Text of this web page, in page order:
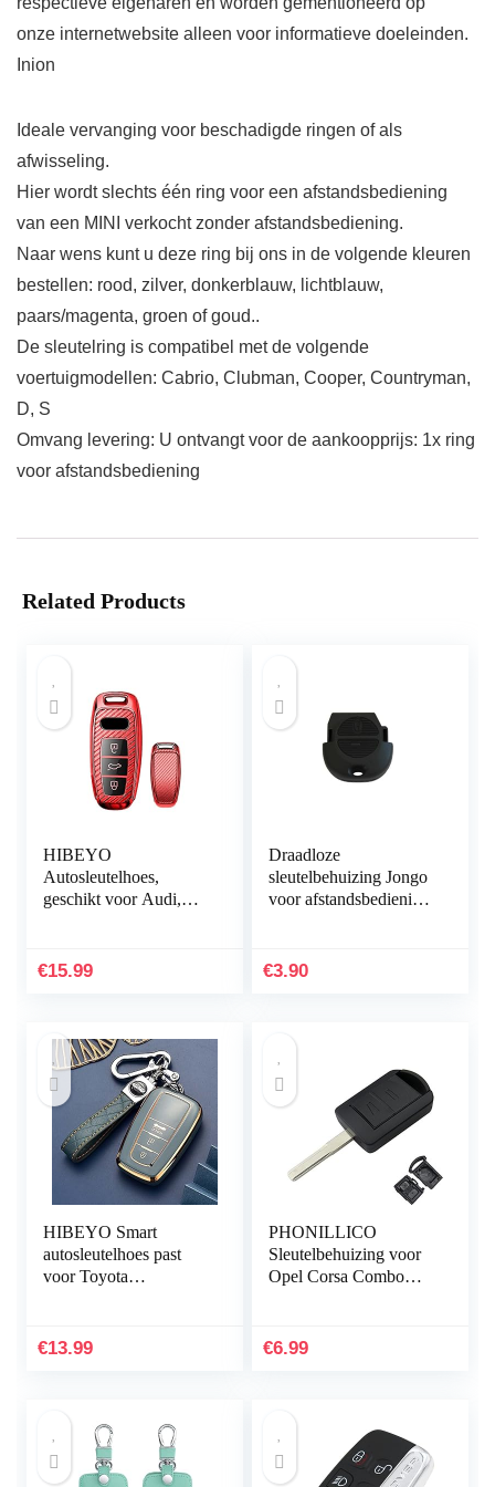
onze internetwebsite alleen voor informatieve doeleinden.
Inion
Ideale vervanging voor beschadigde ringen of als
afwisseling.
Hier wordt slechts één ring voor een afstandsbediening
van een MINI verkocht zonder afstandsbediening.
Naar wens kunt u deze ring bij ons in de volgende kleuren
bestellen: rood, zilver, donkerblauw, lichtblauw,
paars/magenta, groen of goud..
De sleutelring is compatibel met de volgende
voertuigmodellen: Cabrio, Clubman, Cooper, Countryman,
D, S
Omvang levering: U ontvangt voor de aankoopprijs: 1x ring
voor afstandsbediening
Related Products
HIBEYO
Autosleutelhoes,
geschikt voor Audi,
2021, A6, A6L, A7, E-
€15.99
Draadloze
sleutelbehuizing Jongo
voor afstandsbediening
€3.90
HIBEYO Smart
autosleutelhoes past
voor Toyota
voor Camry Anel
€13.99
PHONILLICO
Sleutelbehuizing voor
Opel Corsa Combo
sleutelbehuizing met 2
€6.99